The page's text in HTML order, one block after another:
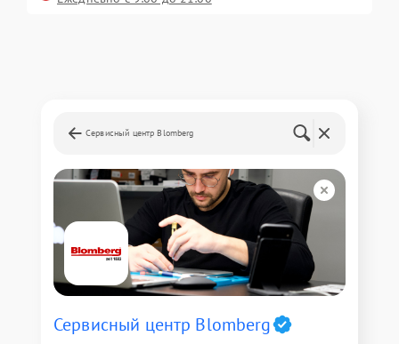
Сервисный центр Blomberg
Сервисный центр Blomberg